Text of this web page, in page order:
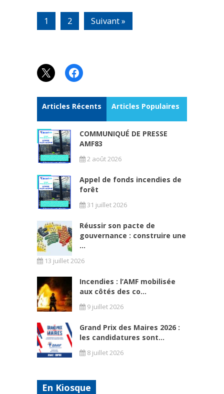
1 2 Suivant »
X Facebook
Articles Récents Articles Populaires
COMMUNIQUÉ DE PRESSE
AMF83
2 août 2026
Appel de fonds incendies de
forêt
31 juillet 2026
Réussir son pacte de
gouvernance : construire une
...
13 juillet 2026
Incendies : l’AMF mobilisée
aux côtés des co...
9 juillet 2026
Grand Prix des Maires 2026 :
les candidatures sont...
8 juillet 2026
En Kiosque